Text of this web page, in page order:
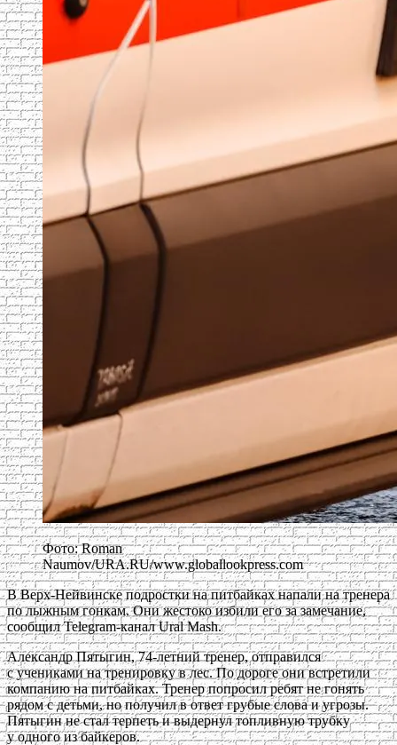
Фото: Roman
Naumov/URA.RU/www.globallookpress.com
В Верх-Нейвинске подростки на питбайках напали на тренера
по лыжным гонкам. Они жестоко избили его за замечание,
сообщил Telegram-канал Ural Mash.
Александр Пятыгин, 74-летний тренер, отправился
с учениками на тренировку в лес. По дороге они встретили
компанию на питбайках. Тренер попросил ребят не гонять
рядом с детьми, но получил в ответ грубые слова и угрозы.
Пятыгин не стал терпеть и выдернул топливную трубку
у одного из байкеров.